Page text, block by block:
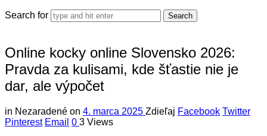
Search for
Online kocky online Slovensko 2026:
Pravda za kulisami, kde šťastie nie je
dar, ale výpočet
in Nezaradené on 4. marca 2025 Zdieľaj Facebook Twitter
Pinterest Email 0 3 Views